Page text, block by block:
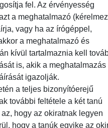
fel. Az érvényesség
a meghatalmazó
vagy ha az írógéppel,
a meghatalmazó és
kívül tartalmaznia kell
is, akik a meghatalmazás
igazolják.
a teljes bizonyítóerejű
további feltétele a két tanú
hogy az okiratnak legyen
hogy a tanúk egyike az